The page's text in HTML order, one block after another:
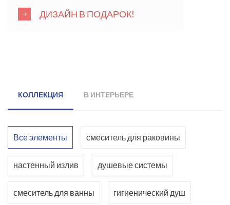
ДИЗАЙН В ПОДАРОК!
КОЛЛЕКЦИЯ В ИНТЕРЬЕРЕ
Все элементы смеситель для раковины
настенный излив душевые системы
смеситель для ванны гигиенический душ